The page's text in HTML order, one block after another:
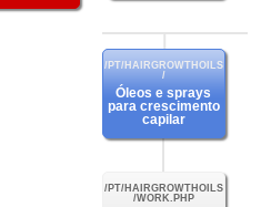
Óleos e sprays
para crescimento
capilar